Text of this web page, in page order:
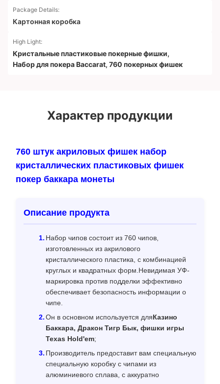
Package Details:
Картонная коробка
High Light:
Кристальные пластиковые покерные фишки,
Набор для покера Baccarat, 760 покерных фишек
Характер продукции
760 штук акриловых фишек набор
кристаллических пластиковых фишек
покер баккара монеты
Описание продукта
Набор чипов состоит из 760 чипов,
изготовленных из акрилового
кристаллического пластика, с комбинацией
круглых и квадратных форм.Невидимая УФ-
маркировка против подделки эффективно
обеспечивает безопасность информации о
чипе.
Он в основном используется дляКазино
Баккара, Дракон Тигр Бык, фишки игры
Texas Hold'em;
Производитель предоставит вам специальную
специальную коробку с чипами из
алюминиевого сплава, с аккуратно